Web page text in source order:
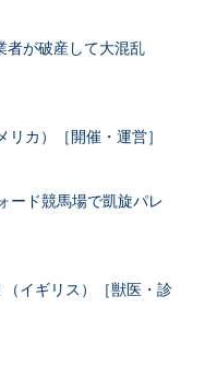
者が破産して大混乱
カ）［開催・運営］
ード競馬場で凱旋パレ
イギリス）［獣医・診